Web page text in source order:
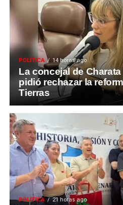
POLÍTICA 14 horas ago
La concejal de
pidió rechazar la
Tierras
POLÍTICA 21 horas ago